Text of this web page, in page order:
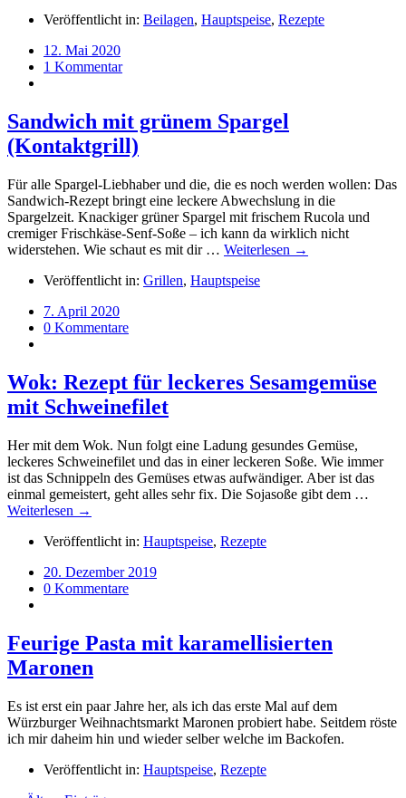
Veröffentlicht in: Beilagen, Hauptspeise, Rezepte
12. Mai 2020
1 Kommentar
Sandwich mit grünem Spargel
(Kontaktgrill)
Für alle Spargel-Liebhaber und die, die es noch werden wollen: Das
Sandwich-Rezept bringt eine leckere Abwechslung in die
Spargelzeit. Knackiger grüner Spargel mit frischem Rucola und
cremiger Frischkäse-Senf-Soße – ich kann da wirklich nicht
widerstehen. Wie schaut es mit dir … Weiterlesen →
Veröffentlicht in: Grillen, Hauptspeise
7. April 2020
0 Kommentare
Wok: Rezept für leckeres Sesamgemüse
mit Schweinefilet
Her mit dem Wok. Nun folgt eine Ladung gesundes Gemüse,
leckeres Schweinefilet und das in einer leckeren Soße. Wie immer
ist das Schnippeln des Gemüses etwas aufwändiger. Aber ist das
einmal gemeistert, geht alles sehr fix. Die Sojasoße gibt dem …
Weiterlesen →
Veröffentlicht in: Hauptspeise, Rezepte
20. Dezember 2019
0 Kommentare
Feurige Pasta mit karamellisierten
Maronen
Es ist erst ein paar Jahre her, als ich das erste Mal auf dem
Würzburger Weihnachtsmarkt Maronen probiert habe. Seitdem röste
ich mir daheim hin und wieder selber welche im Backofen.
Veröffentlicht in: Hauptspeise, Rezepte